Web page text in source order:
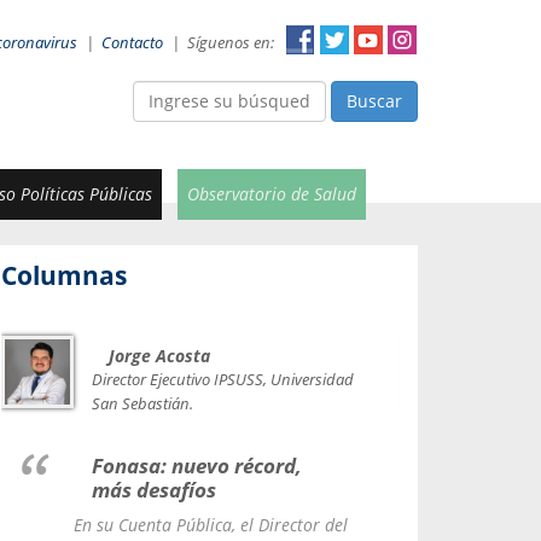
| Contacto | Síguenos en:
Buscar
Políticas Públicas Observatorio de Salud
Columnas
Jorge Acosta
Director Ejecutivo IPSUSS, Universidad
San Sebastián.
Fonasa: nuevo récord,
más desafíos
En su Cuenta Pública, el Director del